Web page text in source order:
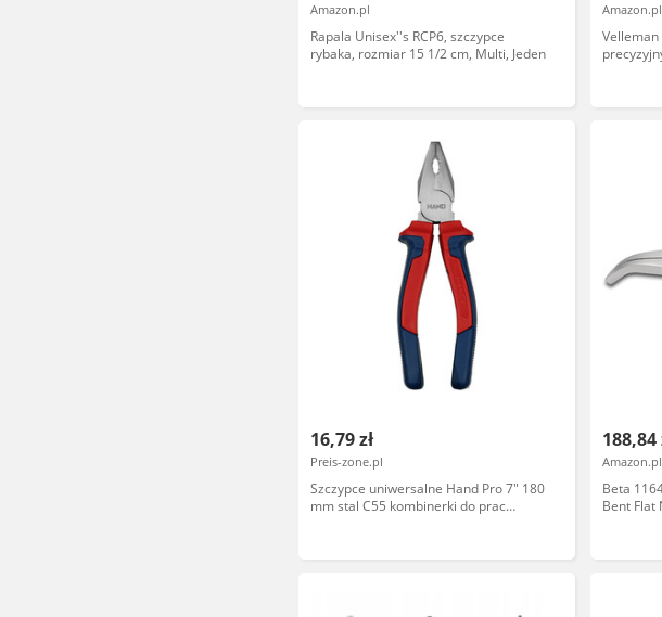
Amazon.pl
Rapala Unisex''s RCP6, szczypce
rybaka, rozmiar 15 1/2 cm, Multi, Jeden
Amazon.pl
Velleman
16,79 zł
Preis-zone.pl
Szczypce uniwersalne Hand Pro 7" 180
mm stal C55 kombinerki do prac
188,84
Amazon.pl
Beta
Bent Flat